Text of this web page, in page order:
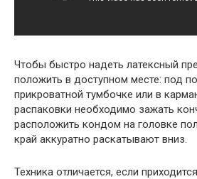
Чтобы быстро надеть латексный
положить в доступном месте: под
прикроватной тумбочке или в
распаковки необходимо зажать
расположить кондом на головке
край аккуратно раскатывают вниз.
Техника отличается, если